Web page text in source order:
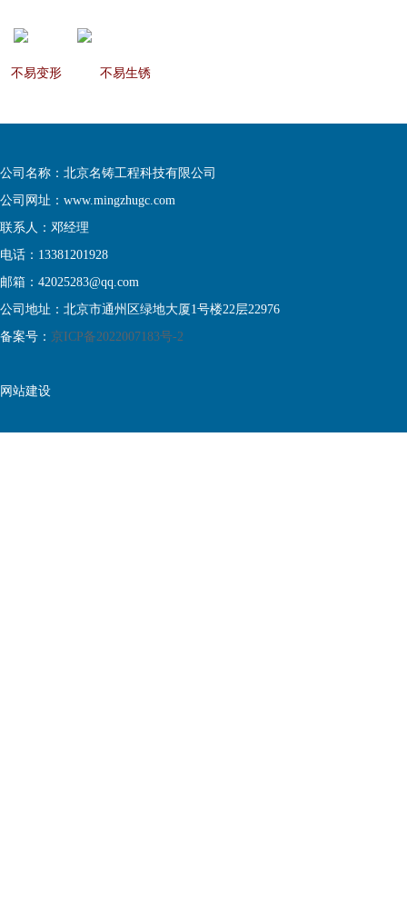
不易变形 不易生锈
公司名称：北京名铸工程科技有限公司
公司网址：www.mingzhugc.com
联系人：邓经理
电话：13381201928
邮箱：42025283@qq.com
公司地址：北京市通州区绿地大厦1号楼22层22976
备案号： 京ICP备2022007183号-2
网站建设